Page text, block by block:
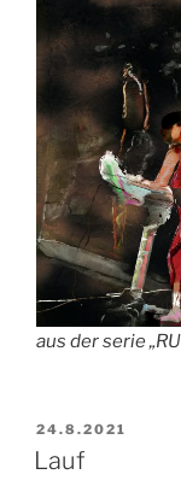
aus der serie
AM
24.8.2021
Lauf